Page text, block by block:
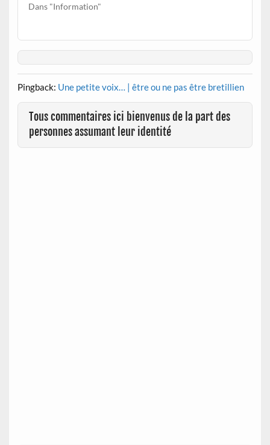
Dans "Information"
Pingback: Une petite voix… | être ou ne pas être bretillien
Tous commentaires ici bienvenus de la part des
personnes assumant leur identité